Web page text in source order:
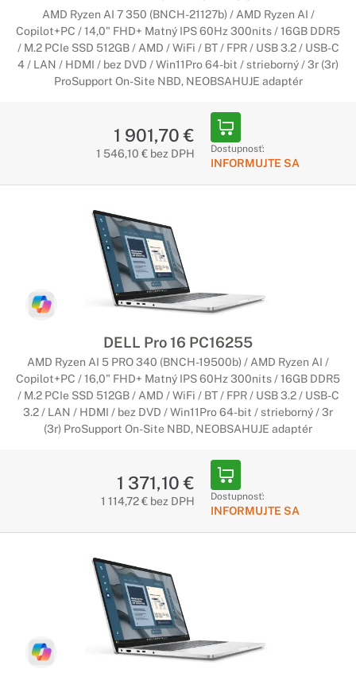
AMD Ryzen AI 7 350 (BNCH-21127b) / AMD Ryzen AI /
Copilot+PC / 14,0" FHD+ Matný IPS 60Hz 300nits / 16GB DDR5
/ M.2 PCIe SSD 512GB / AMD / WiFi / BT / FPR / USB 3.2 / USB-C
4 / LAN / HDMI / bez DVD / Win11Pro 64-bit / strieborný / 3r (3r)
ProSupport On-Site NBD, NEOBSAHUJE adaptér
1 901,70 €
1 546,10 € bez DPH Dostupnosť:
INFORMUJTE SA
DELL Pro 16 PC16255
AMD Ryzen AI 5 PRO 340 (BNCH-19500b) / AMD Ryzen AI /
Copilot+PC / 16,0" FHD+ Matný IPS 60Hz 300nits / 16GB DDR5
/ M.2 PCIe SSD 512GB / AMD / WiFi / BT / FPR / USB 3.2 / USB-C
3.2 / LAN / HDMI / bez DVD / Win11Pro 64-bit / strieborný / 3r
(3r) ProSupport On-Site NBD, NEOBSAHUJE adaptér
1 371,10 €
1 114,72 € bez DPH Dostupnosť:
INFORMUJTE SA